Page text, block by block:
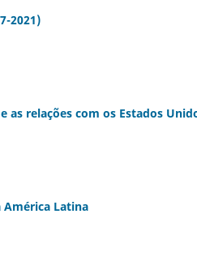
2021)
relações com os Estados
América Latina